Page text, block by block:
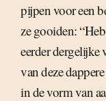
pijpen voor een
ze gooiden:
eerder dergelijke
van deze
in de vorm van